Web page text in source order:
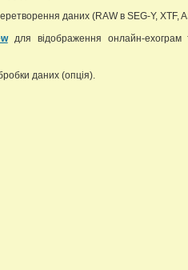
даних (RAW в SEG-Y, XTF,
для відображення онлайн-ехограм
даних (опція).